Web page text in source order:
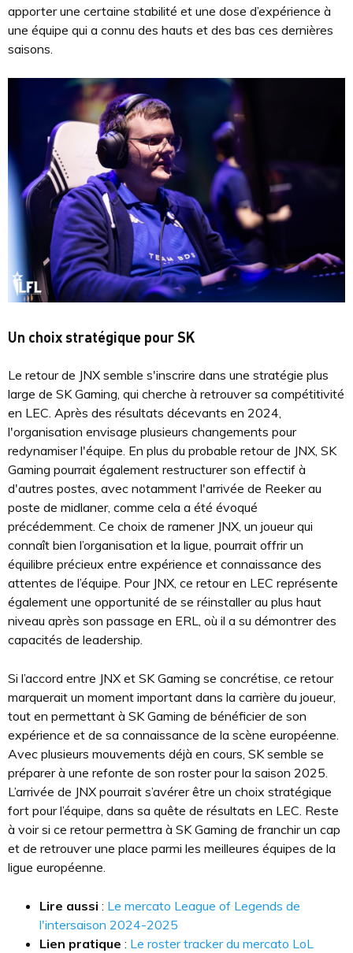
apporter une certaine stabilité et une dose d’expérience à
une équipe qui a connu des hauts et des bas ces dernières
saisons.
Un choix stratégique pour SK
Le retour de JNX semble s'inscrire dans une stratégie plus
large de SK Gaming, qui cherche à retrouver sa compétitivité
en LEC. Après des résultats décevants en 2024,
l'organisation envisage plusieurs changements pour
redynamiser l'équipe. En plus du probable retour de JNX, SK
Gaming pourrait également restructurer son effectif à
d'autres postes, avec notamment l'arrivée de Reeker au
poste de midlaner, comme cela a été évoqué
précédemment. Ce choix de ramener JNX, un joueur qui
connaît bien l’organisation et la ligue, pourrait offrir un
équilibre précieux entre expérience et connaissance des
attentes de l’équipe. Pour JNX, ce retour en LEC représente
également une opportunité de se réinstaller au plus haut
niveau après son passage en ERL, où il a su démontrer des
capacités de leadership.
Si l’accord entre JNX et SK Gaming se concrétise, ce retour
marquerait un moment important dans la carrière du joueur,
tout en permettant à SK Gaming de bénéficier de son
expérience et de sa connaissance de la scène européenne.
Avec plusieurs mouvements déjà en cours, SK semble se
préparer à une refonte de son roster pour la saison 2025.
L’arrivée de JNX pourrait s’avérer être un choix stratégique
fort pour l’équipe, dans sa quête de résultats en LEC. Reste
à voir si ce retour permettra à SK Gaming de franchir un cap
et de retrouver une place parmi les meilleures équipes de la
ligue européenne.
Lire aussi : Le mercato League of Legends de
l'intersaison 2024-2025
Lien pratique : Le roster tracker du mercato LoL